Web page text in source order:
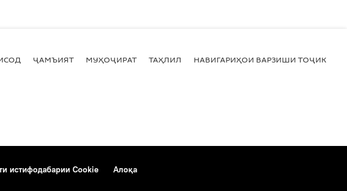
ҶАМЪИЯТ МУҲОҶИРАТ ТАҲЛИЛ НАВИГАРИҲОИ ВАРЗИШИ
истифодабарии Cookie Алоқа